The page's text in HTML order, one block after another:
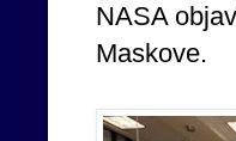
NASA
Maskove.